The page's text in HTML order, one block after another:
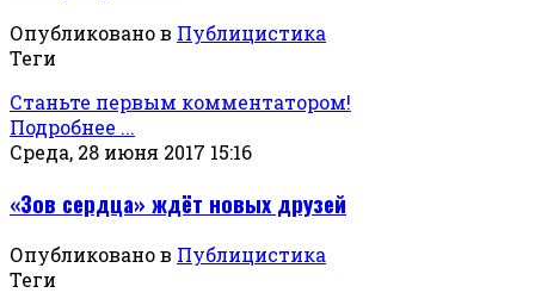
Опубликовано в Публицистика
Теги
Станьте первым комментатором!
Подробнее ...
Среда, 28 июня 2017 15:16
«Зов сердца» ждёт новых друзей
Опубликовано в Публицистика
Теги